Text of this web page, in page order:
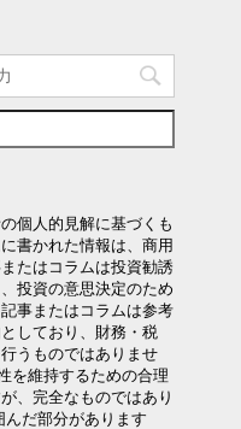
個人的見解に基づくも
書かれた情報は、商用
たはコラムは投資勧誘
投資の意思決定のため
事またはコラムは参考
しており、財務・税
うものではありませ
を維持するための合理
、完全なものではあり
んだ部分があります